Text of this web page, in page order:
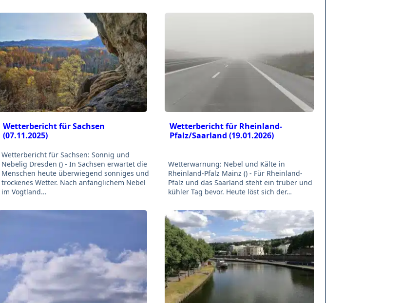
Wetterbericht für Sachsen
(07.11.2025)
Wetterbericht für Sachsen: Sonnig und
Nebelig Dresden () - In Sachsen erwartet die
Menschen heute überwiegend sonniges und
trockenes Wetter. Nach anfänglichem Nebel
im Vogtland…
Wetterbericht für Rheinland-
Pfalz/Saarland (19.01.2026)
Wetterwarnung: Nebel und Kälte in
Rheinland-Pfalz Mainz () - Für Rheinland-
Pfalz und das Saarland steht ein trüber und
kühler Tag bevor. Heute löst sich der…